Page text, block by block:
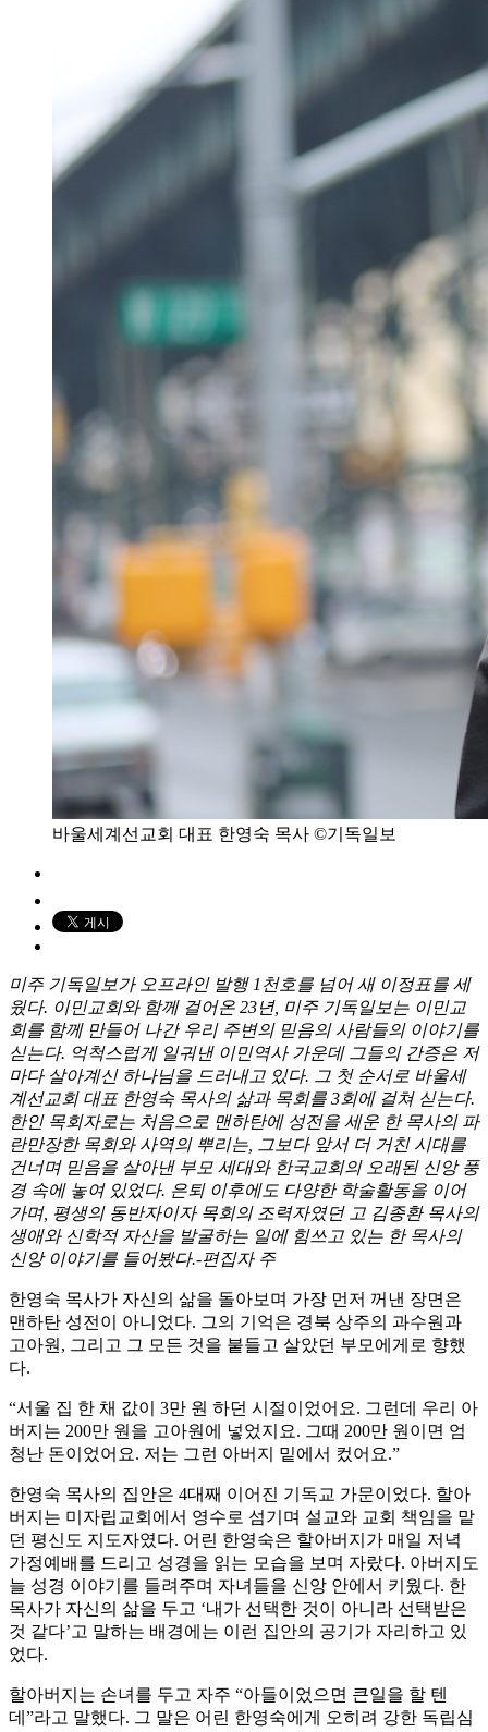
바울세계선교회 대표 한영숙 목사 ©기독일보
미주 기독일보가 오프라인 발행 1천호를 넘어 새 이정표를 세
웠다. 이민교회와 함께 걸어온 23년, 미주 기독일보는 이민교
회를 함께 만들어 나간 우리 주변의 믿음의 사람들의 이야기를
싣는다. 억척스럽게 일궈낸 이민역사 가운데 그들의 간증은 저
마다 살아계신 하나님을 드러내고 있다. 그 첫 순서로 바울세
계선교회 대표 한영숙 목사의 삶과 목회를 3회에 걸쳐 싣는다.
한인 목회자로는 처음으로 맨하탄에 성전을 세운 한 목사의 파
란만장한 목회와 사역의 뿌리는, 그보다 앞서 더 거친 시대를
건너며 믿음을 살아낸 부모 세대와 한국교회의 오래된 신앙 풍
경 속에 놓여 있었다. 은퇴 이후에도 다양한 학술활동을 이어
가며, 평생의 동반자이자 목회의 조력자였던 고 김종환 목사의
생애와 신학적 자산을 발굴하는 일에 힘쓰고 있는 한 목사의
신앙 이야기를 들어봤다.-편집자 주
한영숙 목사가 자신의 삶을 돌아보며 가장 먼저 꺼낸 장면은
맨하탄 성전이 아니었다. 그의 기억은 경북 상주의 과수원과
고아원, 그리고 그 모든 것을 붙들고 살았던 부모에게로 향했
다.
“서울 집 한 채 값이 3만 원 하던 시절이었어요. 그런데 우리 아
버지는 200만 원을 고아원에 넣었지요. 그때 200만 원이면 엄
청난 돈이었어요. 저는 그런 아버지 밑에서 컸어요.”
한영숙 목사의 집안은 4대째 이어진 기독교 가문이었다. 할아
버지는 미자립교회에서 영수로 섬기며 설교와 교회 책임을 맡
던 평신도 지도자였다. 어린 한영숙은 할아버지가 매일 저녁
가정예배를 드리고 성경을 읽는 모습을 보며 자랐다. 아버지도
늘 성경 이야기를 들려주며 자녀들을 신앙 안에서 키웠다. 한
목사가 자신의 삶을 두고 ‘내가 선택한 것이 아니라 선택받은
것 같다’고 말하는 배경에는 이런 집안의 공기가 자리하고 있
었다.
할아버지는 손녀를 두고 자주 “아들이었으면 큰일을 할 텐
데”라고 말했다. 그 말은 어린 한영숙에게 오히려 강한 독립심